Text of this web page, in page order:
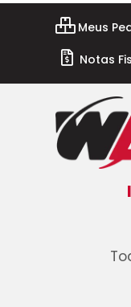
Meus
Notas